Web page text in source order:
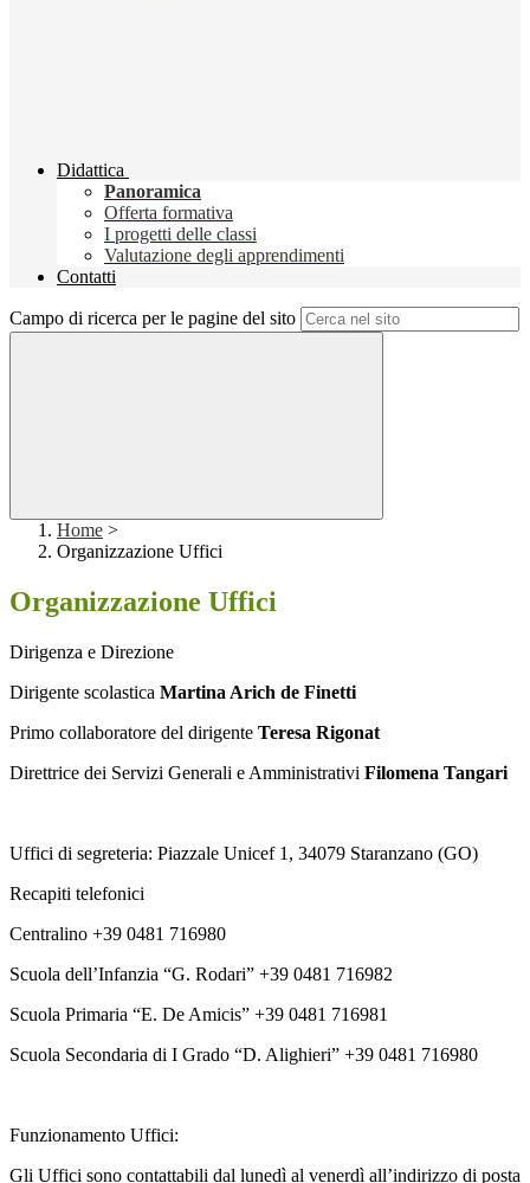
Didattica
Panoramica
Offerta formativa
I progetti delle classi
Valutazione degli apprendimenti
Contatti
Campo di ricerca per le pagine del sito
Home >
Organizzazione Uffici
Organizzazione Uffici
Dirigenza e Direzione
Dirigente scolastica Martina Arich de Finetti
Primo collaboratore del dirigente Teresa Rigonat
Direttrice dei Servizi Generali e Amministrativi Filomena Tangari
Uffici di segreteria: Piazzale Unicef 1, 34079 Staranzano (GO)
Recapiti telefonici
Centralino +39 0481 716980
Scuola dell’Infanzia “G. Rodari” +39 0481 716982
Scuola Primaria “E. De Amicis” +39 0481 716981
Scuola Secondaria di I Grado “D. Alighieri” +39 0481 716980
Funzionamento Uffici:
Gli Uffici sono contattabili dal lunedì al venerdì all’indirizzo di posta